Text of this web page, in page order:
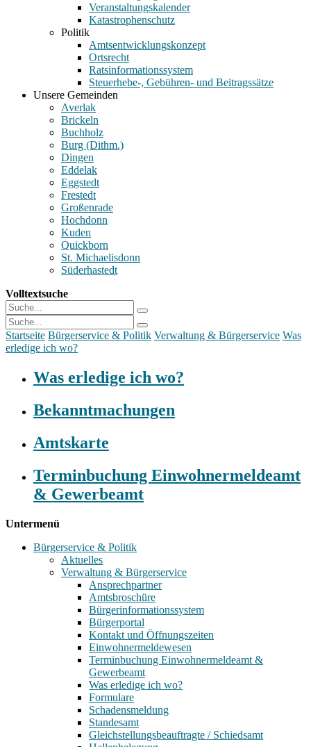
Veranstaltungskalender
Katastrophenschutz
Politik
Amtsentwicklungskonzept
Ortsrecht
Ratsinformationssystem
Steuerhebe-, Gebühren- und Beitragssätze
Unsere Gemeinden
Averlak
Brickeln
Buchholz
Burg (Dithm.)
Dingen
Eddelak
Eggstedt
Frestedt
Großenrade
Hochdonn
Kuden
Quickborn
St. Michaelisdonn
Süderhastedt
Volltextsuche
Startseite Bürgerservice & Politik Verwaltung & Bürgerservice Was
erledige ich wo?
Was erledige ich wo?
Bekanntmachungen
Amtskarte
Terminbuchung Einwohnermeldeamt
& Gewerbeamt
Untermenü
Bürgerservice & Politik
Aktuelles
Verwaltung & Bürgerservice
Ansprechpartner
Amtsbroschüre
Bürgerinformationssystem
Bürgerportal
Kontakt und Öffnungszeiten
Einwohnermeldewesen
Terminbuchung Einwohnermeldeamt &
Gewerbeamt
Was erledige ich wo?
Formulare
Schadensmeldung
Standesamt
Gleichstellungsbeauftragte / Schiedsamt